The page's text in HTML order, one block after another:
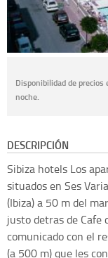
Disponibilidad de
noche.
DESCRIPCIÓN
Sibiza hotels Los
situados en Ses
(Ibiza) a 50 m del
justo detras de Cafe
comunicado con el
(a 500 m) que les